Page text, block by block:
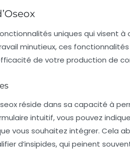
uniques qui visent
minutieux, ces
de votre production de
réside dans sa capacité à
intuitif, vous pouvez
vous souhaitez intégrer. Cela
d’insipides, qui peinent